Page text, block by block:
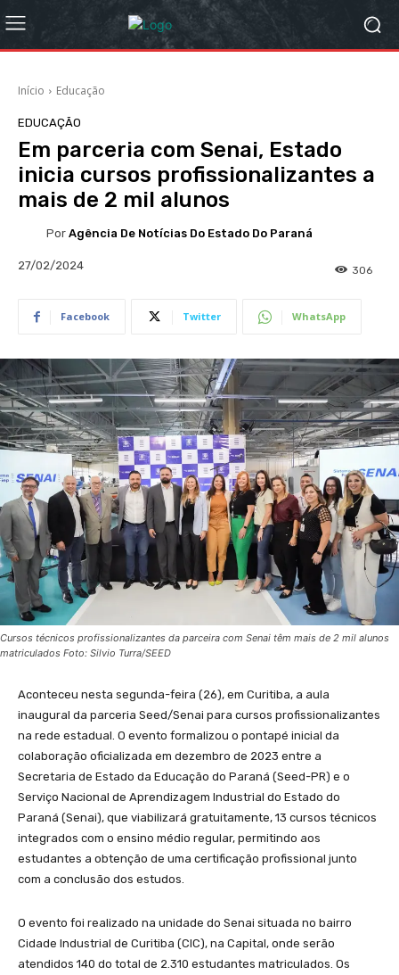
Início Educação
EDUCAÇÃO
Em parceria com Senai, Estado
inicia cursos profissionalizantes a
mais de 2 mil alunos
Por Agência De Notícias Do Estado Do Paraná
27/02/2024 306
Facebook Twitter WhatsApp
Cursos técnicos profissionalizantes da parceira com Senai têm mais de 2 mil alunos
matriculados Foto: Silvio Turra/SEED
Aconteceu nesta segunda-feira (26), em Curitiba, a aula
inaugural da parceria Seed/Senai para cursos profissionalizantes
na rede estadual. O evento formalizou o pontapé inicial da
colaboração oficializada em dezembro de 2023 entre a
Secretaria de Estado da Educação do Paraná (Seed-PR) e o
Serviço Nacional de Aprendizagem Industrial do Estado do
Paraná (Senai), que viabilizará gratuitamente, 13 cursos técnicos
integrados com o ensino médio regular, permitindo aos
estudantes a obtenção de uma certificação profissional junto
com a conclusão dos estudos.
O evento foi realizado na unidade do Senai situada no bairro
Cidade Industrial de Curitiba (CIC), na Capital, onde serão
atendidos 140 do total de 2.310 estudantes matriculados. Os